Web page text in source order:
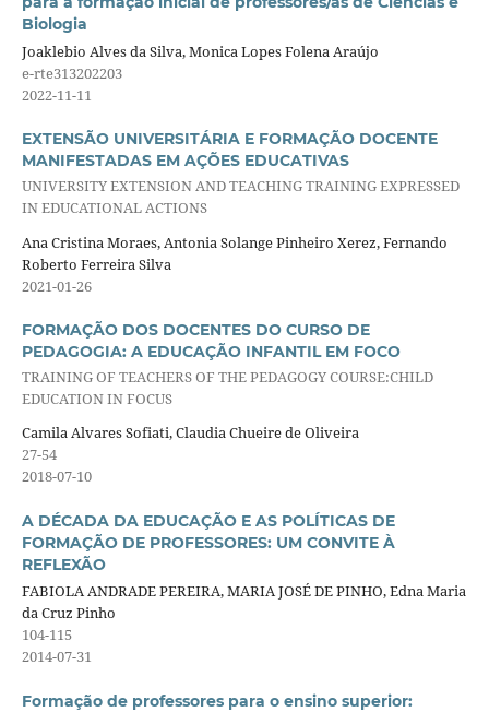
Biologia
Joaklebio Alves da Silva, Monica Lopes Folena Araújo
e-rte313202203
2022-11-11
EXTENSÃO UNIVERSITÁRIA E FORMAÇÃO DOCENTE
MANIFESTADAS EM AÇÕES EDUCATIVAS
UNIVERSITY EXTENSION AND TEACHING TRAINING EXPRESSED
IN EDUCATIONAL ACTIONS
Ana Cristina Moraes, Antonia Solange Pinheiro Xerez, Fernando
Roberto Ferreira Silva
2021-01-26
FORMAÇÃO DOS DOCENTES DO CURSO DE
PEDAGOGIA: A EDUCAÇÃO INFANTIL EM FOCO
TRAINING OF TEACHERS OF THE PEDAGOGY COURSE:CHILD
EDUCATION IN FOCUS
Camila Alvares Sofiati, Claudia Chueire de Oliveira
27-54
2018-07-10
A DÉCADA DA EDUCAÇÃO E AS POLÍTICAS DE
FORMAÇÃO DE PROFESSORES: UM CONVITE À
REFLEXÃO
FABIOLA ANDRADE PEREIRA, MARIA JOSÉ DE PINHO, Edna Maria
da Cruz Pinho
104-115
2014-07-31
Formação de professores para o ensino superior: